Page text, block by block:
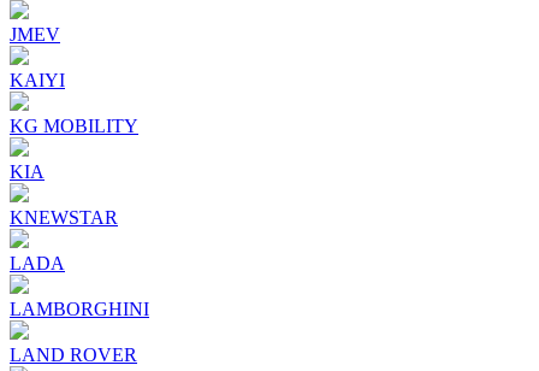
JMEV
KAIYI
KG MOBILITY
KIA
KNEWSTAR
LADA
LAMBORGHINI
LAND ROVER